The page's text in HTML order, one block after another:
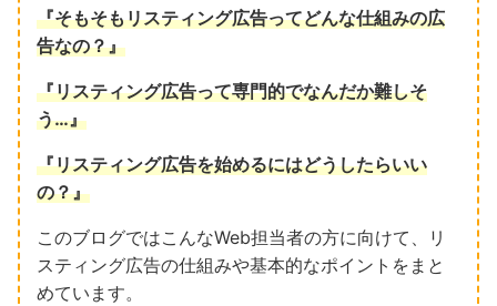
『そもそもリスティング広告ってどんな仕組みの広
告なの？』
『リスティング広告って専門的でなんだか難しそ
う…』
『リスティング広告を始めるにはどうしたらいい
の？』
このブログではこんなWeb担当者の方に向けて、リ
スティング広告の仕組みや基本的なポイントをまと
めています。